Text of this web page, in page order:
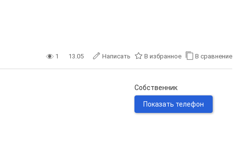
1 13.05 Написать В избранное В сравнение
Собственник
Показать телефон